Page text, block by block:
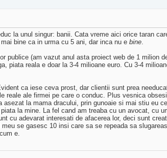
la unul singur: banii. Cata vreme aici orice taran
bine ca in urma cu 5 ani, dar inca nu e bine.
publice (am vazut anul asta proiect web de 1 milion
reala e doar la 3-4 milioane euro. Cu 3-4
ca iese ceva prost, dar clientii sunt prea
ale firmei pe care o conduc. Plus vesnica
la mama dracului, prin gunoaie si mai stiu eu
la mine. La fel cand am treaba cu un avocat, cu
cu adevarat interesati de afacerea lor, deci sunt
se gasesc 10 insi care sa se repeada sa
e.